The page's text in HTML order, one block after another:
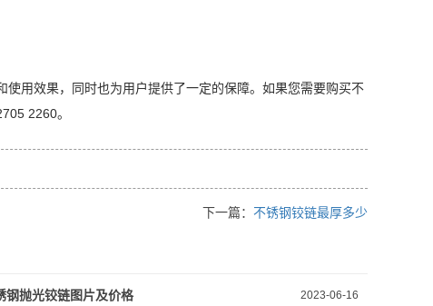
用效果，同时也为用户提供了一定的保障。如果您需要购买不
2260。
下一篇： 不锈钢铰链最厚多少
2023-06-16
钢抛光铰链图片及价格